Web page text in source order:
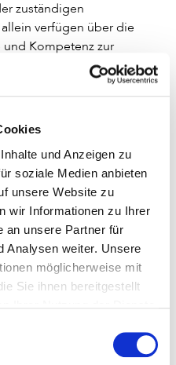
und Anzeigen zu
soziale Medien anbieten
unsere Website zu
wir Informationen zu Ihrer
an unsere Partner für
Analysen weiter. Unsere
möglicherweise mit
Sie ihnen bereitgestellt
zuständigen
verfügen über die
Kompetenz zur
Buchmesse: »Wir
Solch eine schwere
letzten sieben
noch nie treffen.
gesamte Buchbranche.«
Leipzig verweist auf die
Koch-Instituts, das die
des
bis mäßig« auf
dass auch Menschen
übertragen können. Das